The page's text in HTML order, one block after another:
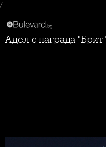
/
Адел с награда "Брит"